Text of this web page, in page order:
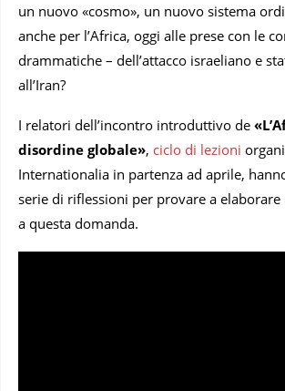
un nuovo «cosmo», un nuovo sistema
anche per l’Africa, oggi alle prese con le
drammatiche – dell’attacco israeliano e
all’Iran?
I relatori dell’incontro introduttivo de
disordine globale», ciclo di lezioni
Internationalia in partenza ad aprile,
serie di riflessioni per provare a
a questa domanda.